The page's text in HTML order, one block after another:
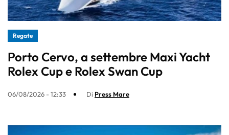
Regate
Porto Cervo, a settembre Maxi Yacht
Rolex Cup e Rolex Swan Cup
06/08/2026 - 12:33 Di Press Mare